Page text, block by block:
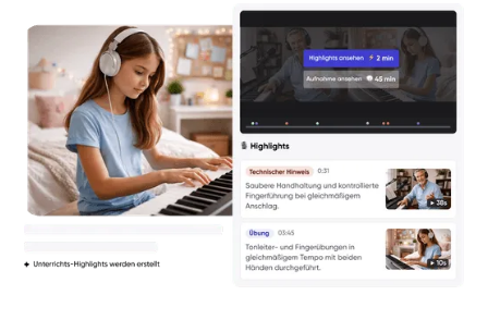
Yuna
Klavier / Piano / Flügel
Camilla
Klavier / Piano / Flügel
Negin
Klavier / Piano / Flügel
Katarzyna
Klavier / Piano / Flügel